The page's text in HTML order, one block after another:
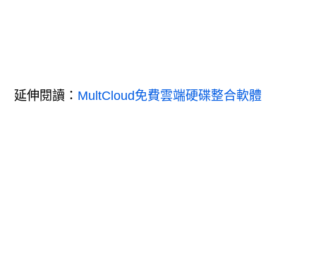
延伸閱讀： MultCloud免費雲端硬碟整合軟體